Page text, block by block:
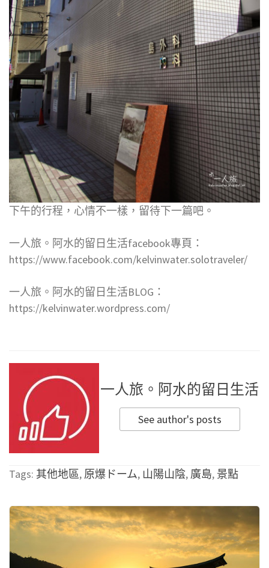
下午的行程，心情不一樣，留待下一篇吧。
一人旅。阿水的留日生活facebook專頁：
https://www.facebook.com/kelvinwater.solotraveler/
一人旅。阿水的留日生活BLOG：
https://kelvinwater.wordpress.com/
一人旅。阿水的留日生活
See author's posts
Tags: 其他地區, 原爆ドーム, 山陽山陰, 廣島, 景點